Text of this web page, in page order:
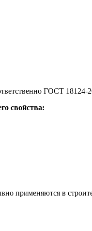
ГОСТ 18124-
свойства:
применяются в